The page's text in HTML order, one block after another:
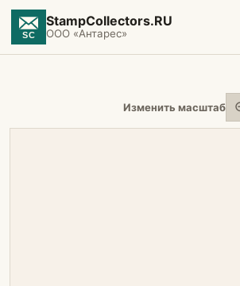
StampCollectors.RU
ООО «Антарес»
Изменить масштаб